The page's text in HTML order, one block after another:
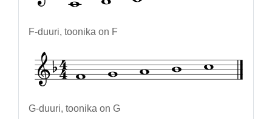
F-duuri, toonika on F
G-duuri, toonika on G